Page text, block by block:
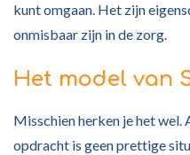
kunt omgaan. Het zijn
onmisbaar zijn in de zorg.
Het model van
Misschien herken je het wel.
opdracht is geen prettige